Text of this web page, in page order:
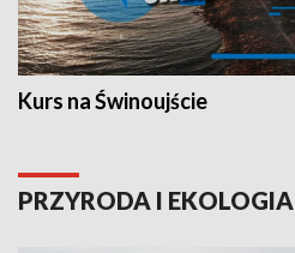
Kurs na Świnoujście
PRZYRODA I EKOLOGIA